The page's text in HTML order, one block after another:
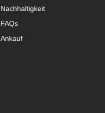
Nachhaltigkeit
FAQs
Ankauf